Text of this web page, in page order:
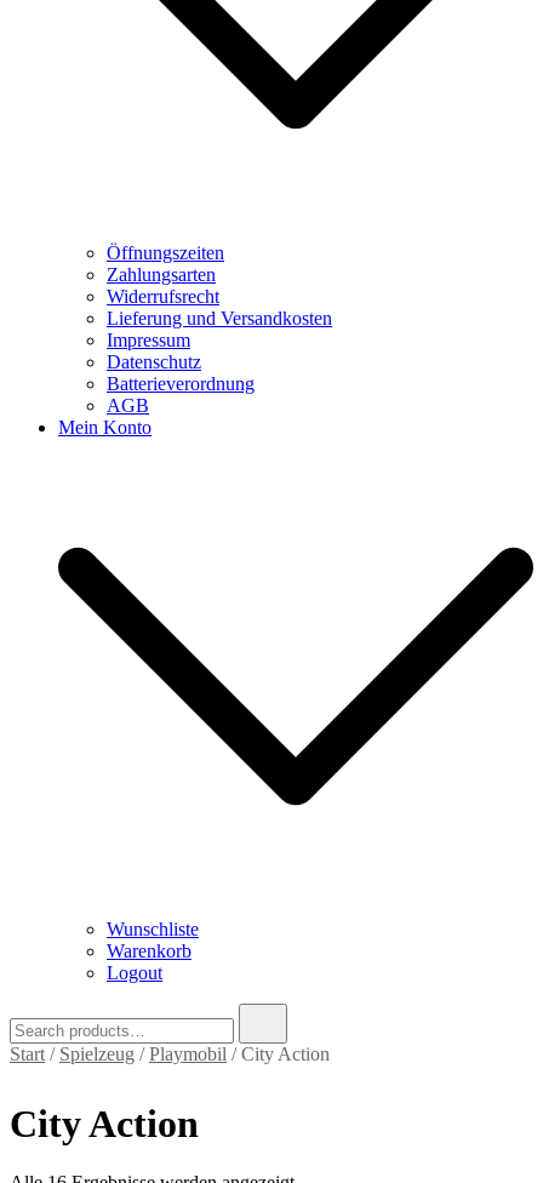
Öffnungszeiten
Zahlungsarten
Widerrufsrecht
Lieferung und Versandkosten
Impressum
Datenschutz
Batterieverordnung
AGB
Mein Konto
Wunschliste
Warenkorb
Logout
for:
Start / Spielzeug /Playmobil / City Action
City Action